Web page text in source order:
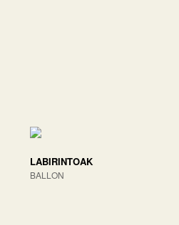
LABIRINTOAK
BALLON